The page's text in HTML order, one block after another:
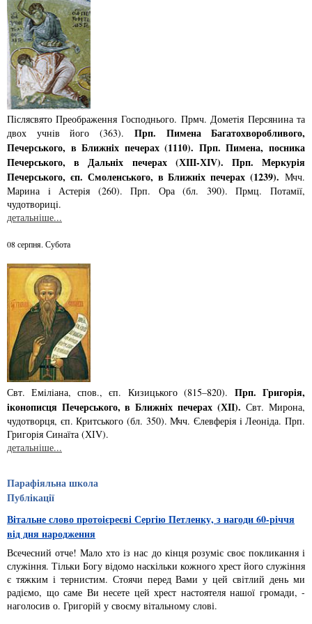
Післясвято Преображення Господнього. Прмч. Дометiя Персянина та
двох учнiв його (363). Прп. Пимена Багатохворобливого,
Печерського, в Ближнiх печерах (1110). Прп. Пимена, посника
Печерського, в Дальнiх печерах (ХІІІ-ХІV). Прп. Меркурiя
Печерського, єп. Смоленського, в Ближнiх печерах (1239). Мчч.
Марина i Астерiя (260). Прп. Ора (бл. 390). Прмц. Потамiї,
чудотворицi.
детальніше...
08 серпня. Субота
Свт. Емiлiана, спов., єп. Кизицького (815–820). Прп. Григорiя,
iконописця Печер­ського, в Ближнiх печерах (ХІІ). Свт. Мирона,
чудотворця, єп. Критського­ (бл. 350). Мчч. Єлев­ферiя i Леонiда. Прп.
Григорiя Синаїта (ХІV).
детальніше...
Парафіяльна школа
Публікації
Вітальне слово протоієреєві Сергію Петленку, з нагоди 60-річчя
від дня народження
Всечесний отче! Мало хто із нас до кінця розуміє своє покликання і
служіння. Тільки Богу відомо наскільки кожного хрест його служіння
є тяжким і тернистим. Стоячи перед Вами у цей світлий день ми
радіємо, що саме Ви несете цей хрест настоятеля нашої громади, -
наголосив о. Григорій у своєму вітальному слові.